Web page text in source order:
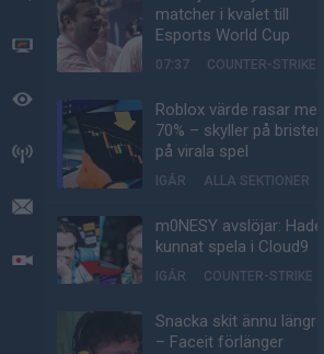
VIDEO
BEVAKAT
HÄNDELSER
LIVESÄNDNINGAR
matcher i kvalet till
Esports World Cup
07:37 COUNTER-STRIKE
Roblox värde rasar med
70% – skyller på bristen
på virala spel
IGÅR ALLA SEKTIONER
m0NESY avslöjar: Hade
kunnat spela i Cloud9
IGÅR COUNTER-STRIKE
Snacka skit ännu längre
– Faceit förlänger